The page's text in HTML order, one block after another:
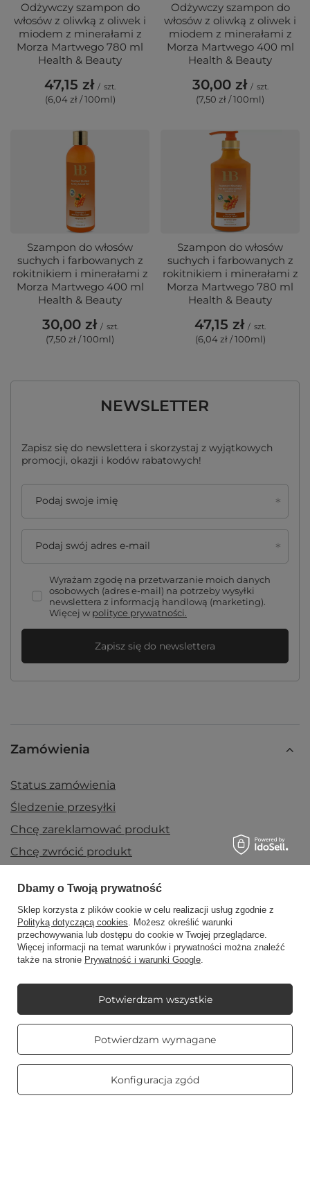
Odżywczy szampon do
włosów z oliwką z oliwek i
miodem z minerałami z
Morza Martwego 780 ml
Health & Beauty
47,15 zł / szt.
(6,04 zł / 100ml)
Odżywczy szampon do
włosów z oliwką z oliwek i
miodem z minerałami z
Morza Martwego 400 ml
Health & Beauty
30,00 zł / szt.
(7,50 zł / 100ml)
Szampon do włosów
suchych i farbowanych z
rokitnikiem i minerałami z
Morza Martwego 400 ml
Health & Beauty
30,00 zł / szt.
(7,50 zł / 100ml)
Szampon do włosów
suchych i farbowanych z
rokitnikiem i minerałami z
Morza Martwego 780 ml
Health & Beauty
47,15 zł / szt.
(6,04 zł / 100ml)
NEWSLETTER
Zapisz się do newslettera i skorzystaj z wyjątkowych
promocji, okazji i kodów rabatowych!
Podaj swoje imię
Podaj swój adres e-mail
Wyrażam zgodę na przetwarzanie moich danych
osobowych (adres e-mail) na potrzeby wysyłki
newslettera z informacją handlową (marketing).
Więcej w polityce prywatności.
Zapisz się do newslettera
Zamówienia
Status zamówienia
Śledzenie przesyłki
Chcę zareklamować produkt
Chcę zwrócić produkt
Kontakt
Konto
Mój Candle World
Informacje
Dbamy o Twoją prywatność
Sklep korzysta z plików cookie w celu realizacji usług zgodnie z
Polityką dotyczącą cookies. Możesz określić warunki
przechowywania lub dostępu do cookie w Twojej przeglądarce.
Więcej informacji na temat warunków i prywatności można znaleźć
także na stronie Prywatność i warunki Google.
Potwierdzam wymagane
Konfiguracja zgód
Potwierdzam wszystkie